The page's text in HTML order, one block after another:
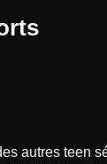
autres teen